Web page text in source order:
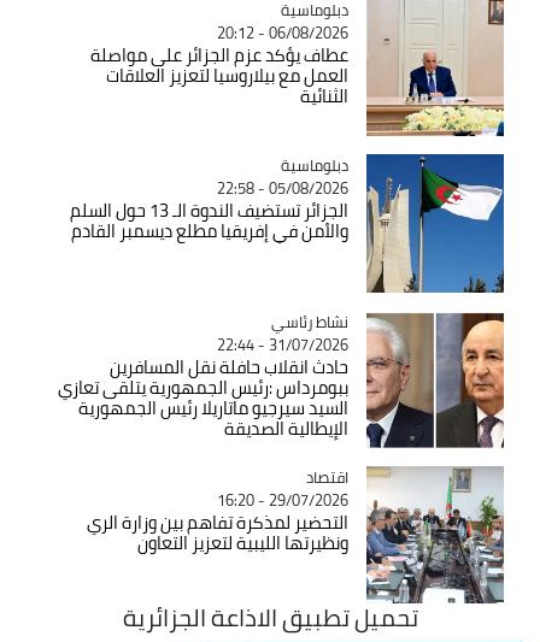
Catégorie
دبلوماسية
06/08/2026 - 20:12
عطاف يؤكد عزم الجزائر على مواصلة
العمل مع بيلاروسيا لتعزيز العلاقات
الثنائية
Catégorie
دبلوماسية
05/08/2026 - 22:58
الجزائر تستضيف الندوة الـ 13 حول السلم
والأمن في إفريقيا مطلع ديسمبر القادم
Catégorie
نشاط رئاسي
31/07/2026 - 22:44
حادث انقلاب حافلة نقل المسافرين
ببومرداس :رئيس الجمهورية يتلقى تعازي
السيد سيرجيو ماتاريلا رئيس الجمهورية
الإيطالية الصديقة
Catégorie
اقتصاد
29/07/2026 - 16:20
التحضير لمذكرة تفاهم بين وزارة الري
ونظيرتها الليبية لتعزيز التعاون
تحميل تطبيق الاذاعة الجزائرية